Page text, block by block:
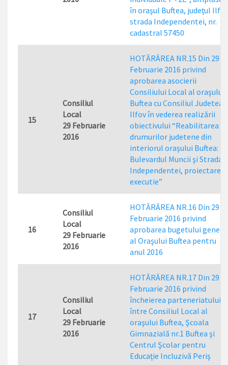
în oraşul Buftea, judeţul
strada Independentei, nr.
cadastral 57450
15
Consiliul
Local
29 Februarie
2016
HOTĂRÂREA NR.15 Din 29
Februarie 2016 privind
aprobarea asocierii
Consiliului Local al oraşului
Buftea cu Consiliul Judetean
Ilfov în vederea realizării
obiectivului “Reabilitarea
drumurilor judetene din
interiorul oraşului Buftea:
Bulevardul Muncii şi Strada
Independentei, proiectare şi
executie”
16
Consiliul
Local
29 Februarie
2016
HOTĂRÂREA NR.16 Din 29
Februarie 2016 privind
aprobarea bugetului
al Oraşului Buftea pentru
anul 2016
17
Consiliul
Local
29 Februarie
2016
HOTĂRÂREA NR.17 Din 29
Februarie 2016 privind
încheierea parteneriatului
între Consiliul Local al
oraşului Buftea, Şcoala
Gimnazială nr.1 Buftea şi
Centrul Şcolar pentru
Educaţie lncluzivă Periş